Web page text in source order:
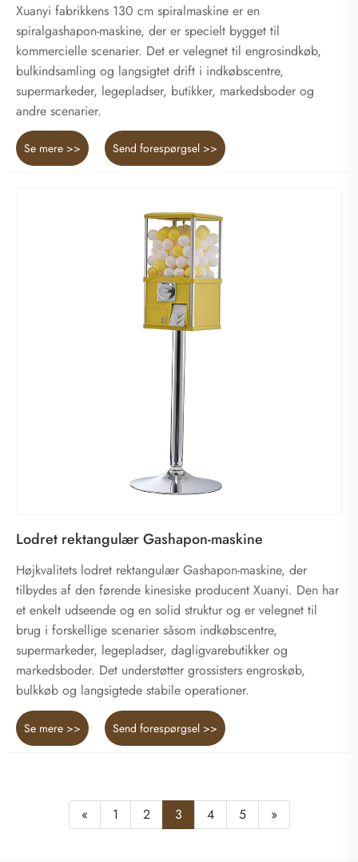
Xuanyi fabrikkens 130 cm spiralmaskine er en
spiralgashapon-maskine, der er specielt bygget til
kommercielle scenarier. Det er velegnet til engrosindkøb,
bulkindsamling og langsigtet drift i indkøbscentre,
supermarkeder, legepladser, butikker, markedsboder og
andre scenarier.
Se mere >> Send forespørgsel >>
Lodret rektangulær Gashapon-maskine
Højkvalitets lodret rektangulær Gashapon-maskine, der
tilbydes af den førende kinesiske producent Xuanyi. Den har
et enkelt udseende og en solid struktur og er velegnet til
brug i forskellige scenarier såsom indkøbscentre,
supermarkeder, legepladser, dagligvarebutikker og
markedsboder. Det understøtter grossisters engroskøb,
bulkkøb og langsigtede stabile operationer.
Se mere >> Send forespørgsel >>
« 1 2 3 4 5 »